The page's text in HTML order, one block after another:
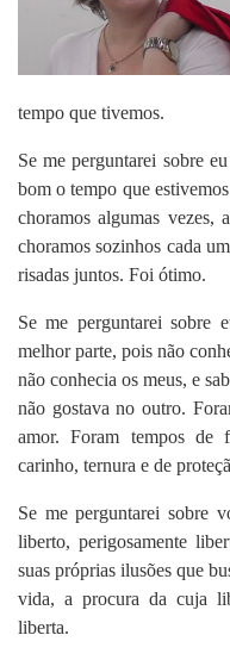
tempo que tivemos.
Se me perguntarei sobre
bom o tempo que
choramos algumas vezes,
choramos sozinhos cada
risadas juntos. Foi ótimo.
Se me perguntarei
melhor parte, pois não
não conhecia os meus, e
não gostava no outro.
amor. Foram tempos de
carinho, ternura e de
Se me perguntarei sobre
liberto, perigosamente
suas próprias ilusões que
vida, a procura da cuja
liberta.